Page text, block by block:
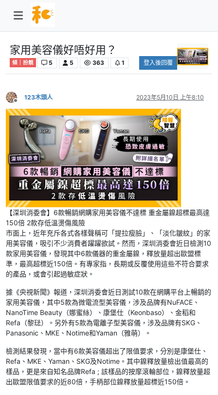
家用美容儀好唔好用？
傾｜扮靚 5 5 363 1 登入後回覆
離線
123木頭人 2023年5月10日 上午8:10
【深圳消委會】6款暢銷網購家用美容儀不達標 重金屬鎳超標最高達
150倍 2款存低溫燙傷風險
市面上，近年充斥各式各樣聲稱可「提拉瘦臉」、「淡化皺紋」的家
用美容儀，吸引不少消費者躍躍欲試。然而，深圳消委會近日檢測10
款家用美容儀，發現其中6款儀器的重金屬鎳，釋放量超出歐盟標
準，最高超標近150倍。有專家指，長期或反覆使用這些不符合要求
的產品，或會引起過敏症狀。
據《央視新聞》報道，深圳消委會近日測試10款在網購平台上暢銷的
家用美容儀，其中5款為微電流型美容儀，涉及品牌有NuFACE、
NanoTime Beauty（娜蜜絲）、康堡仕（Keonbaso）、金稻和
Refa（黎琺）。另外有5款為電離子型美容儀，涉及品牌有SKG、
Panasonic、MKE、Notime和Yaman（雅萌）。
檢測結果發現，當中有6款美容儀超出了限值要求，分別是康堡仕、
Refa、MKE、Yaman、SKG及Notime。其中鎳釋放量檢出值最高的
樣品，更是來自知名品牌Refa ; 該樣品的按摩滾輪部位，鎳釋放量超
出歐盟限值要求的近80倍，手柄部位鎳釋放量超標近150倍。